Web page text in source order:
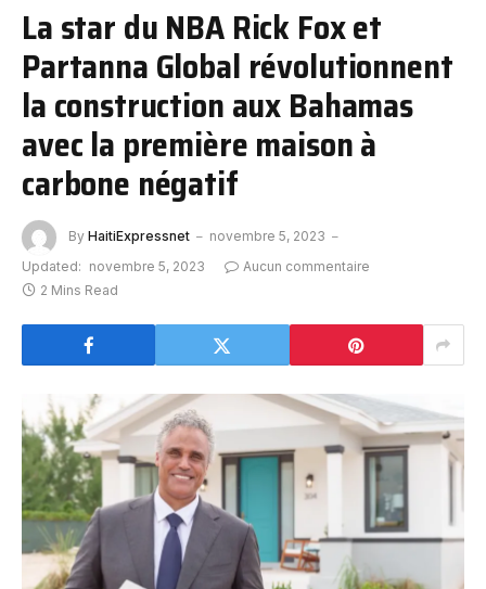
La star du NBA Rick Fox et
Partanna Global révolutionnent
la construction aux Bahamas
avec la première maison à
carbone négatif
By HaitiExpressnet
novembre 5, 2023
Updated: novembre 5, 2023
Aucun commentaire
2 Mins Read